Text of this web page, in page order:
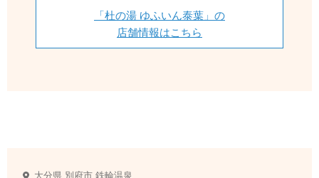
「杜の湯 ゆふいん泰葉」の
店舗情報はこちら
大分県 別府市 鉄輪温泉